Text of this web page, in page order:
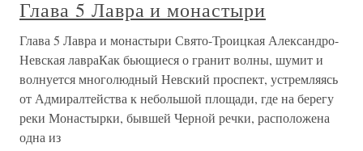
Глава 5 Лавра и монастыри
Глава 5 Лавра и монастыри Свято-Троицкая Александро-
Невская лавраКак бьющиеся о гранит волны, шумит и
волнуется многолюдный Невский проспект, устремляясь
от Адмиралтейства к небольшой площади, где на берегу
реки Монастырки, бывшей Черной речки, расположена
одна из